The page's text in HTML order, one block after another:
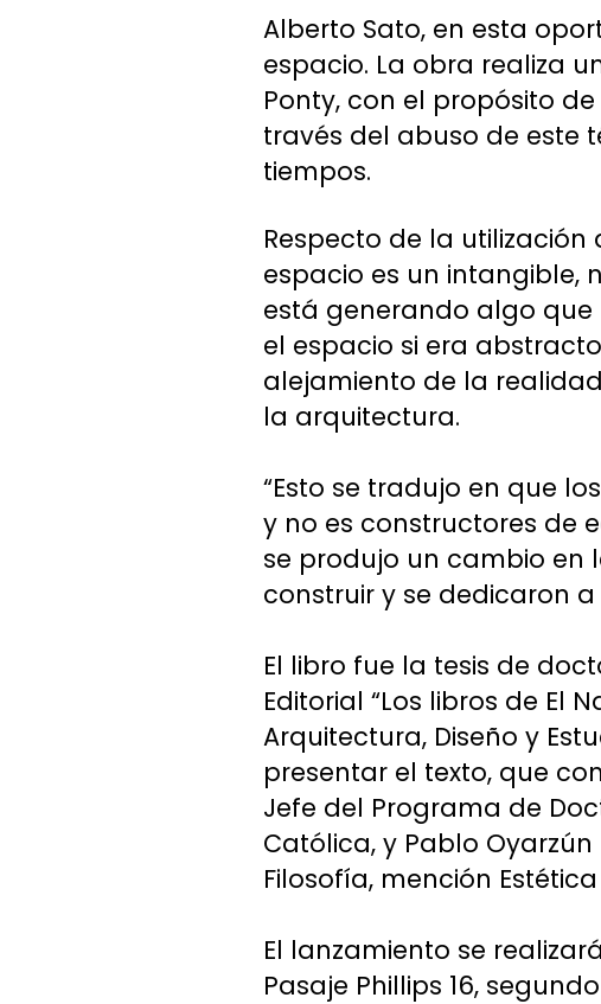
Alberto Sato, en esta
espacio. La obra realiza
Ponty, con el propósito
través del abuso de este
tiempos.
Respecto de la
espacio es un intangible,
está generando algo que
el espacio si era
alejamiento de la
la arquitectura.
“Esto se tradujo en que
y no es constructores de
se produjo un cambio en
construir y se dedicaron
El libro fue la tesis de
Editorial “Los libros de El
Arquitectura, Diseño y
presentar el texto, que
Jefe del Programa de
Católica, y Pablo
Filosofía, mención
El lanzamiento se
Pasaje Phillips 16,